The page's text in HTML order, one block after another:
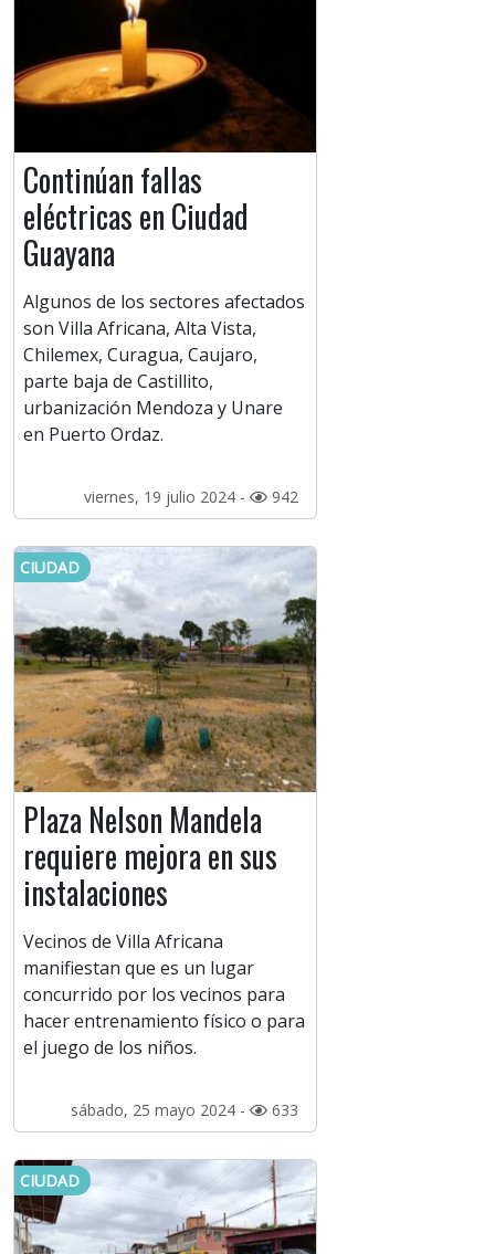
Continúan fallas
eléctricas en Ciudad
Guayana
Algunos de los sectores afectados
son Villa Africana, Alta Vista,
Chilemex, Curagua, Caujaro,
parte baja de Castillito,
urbanización Mendoza y Unare
en Puerto Ordaz.
viernes, 19 julio 2024 - 942
CIUDAD
Plaza Nelson Mandela
requiere mejora en sus
instalaciones
Vecinos de Villa Africana
manifiestan que es un lugar
concurrido por los vecinos para
hacer entrenamiento físico o para
el juego de los niños.
sábado, 25 mayo 2024 - 633
CIUDAD